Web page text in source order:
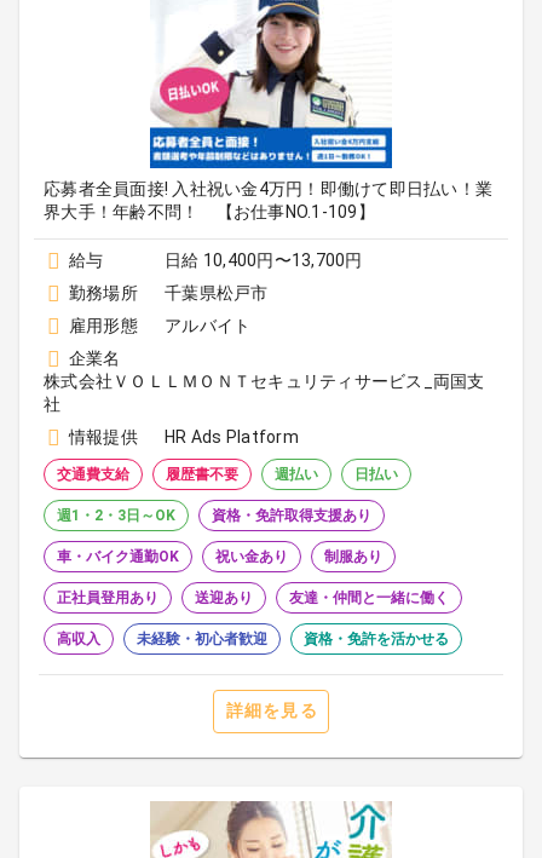
応募者全員面接! 入社祝い金4万円！即働けて即日払い！業
界大手！年齢不問！ 【お仕事NO.1-109】
給与
日給 10,400円〜13,700円
勤務場所
千葉県松戸市
雇用形態
アルバイト
企業名
株式会社ＶＯＬＬＭＯＮＴセキュリティサービス_両国支
社
情報提供
HR Ads Platform
交通費支給 履歴書不要 週払い 日払い
週1・2・3日～OK 資格・免許取得支援あり
車・バイク通勤OK 祝い金あり 制服あり
正社員登用あり 送迎あり 友達・仲間と一緒に働く
高収入 未経験・初心者歓迎 資格・免許を活かせる
詳細を見る